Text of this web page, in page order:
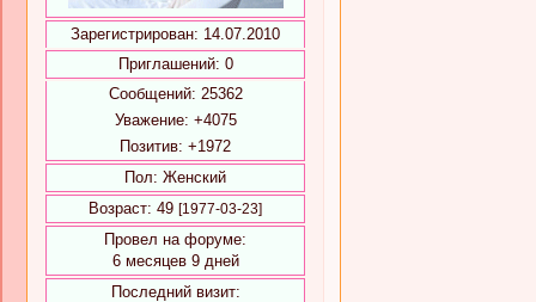
Зарегистрирован: 14.07.2010
Приглашений: 0
Сообщений: 25362
Уважение: +4075
Позитив: +1972
Пол: Женский
Возраст: 49 [1977-03-23]
Провел на форуме:
6 месяцев 9 дней
Последний визит: